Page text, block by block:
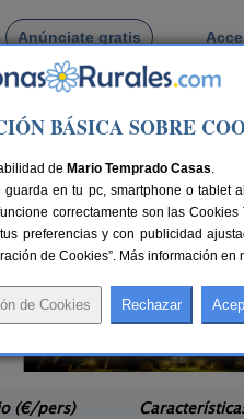
Anúnciate gratis
Corral de Lladurs
(€/pers)
BÁSICA SOBRE
de Mario Temprado Casas.
en tu pc, smartphone o tablet
correctamente son las
preferencias y con publicidad
de Cookies”. Más información en